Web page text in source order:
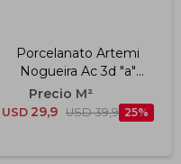
Porcelanato Artemi
Nogueira Ac 3d "a"
19.7x120r Cm
USD 29,9 USD 39,9 25